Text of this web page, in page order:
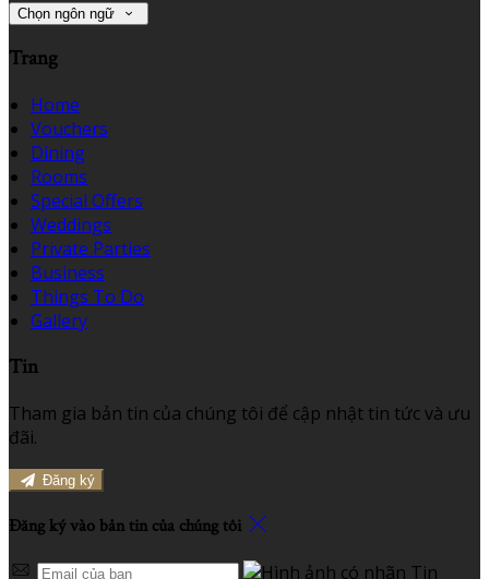
Chọn ngôn ngữ
Trang
Home
Vouchers
Dining
Rooms
Special Offers
Weddings
Private Parties
Business
Things To Do
Gallery
Tin
Tham gia bản tin của chúng tôi để cập nhật tin tức và ưu
đãi.
Đăng ký
Đăng ký vào bản tin của chúng tôi